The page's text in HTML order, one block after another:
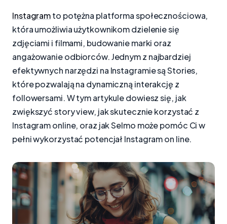
Instagramto potężna platforma społecznościowa,
która umożliwia użytkownikom dzielenie się
zdjęciami i filmami, budowanie marki oraz
angażowanie odbiorców. Jednym z najbardziej
efektywnych narzędzi na Instagramie są Stories,
które pozwalają na dynamiczną interakcję z
followersami. W tym artykule dowiesz się, jak
zwiększyć story view, jak skutecznie korzystać z
Instagram online, oraz jak Selmo może pomóc Ci w
pełni wykorzystać potencjał Instagram on line.